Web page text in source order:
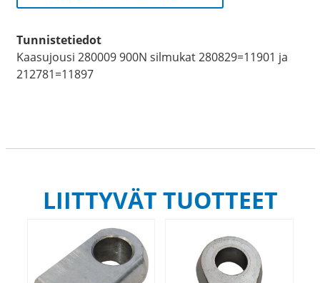
Tunnistetiedot
Kaasujousi 280009 900N silmukat 280829=11901 ja
212781=11897
LIITTYVÄT TUOTTEET